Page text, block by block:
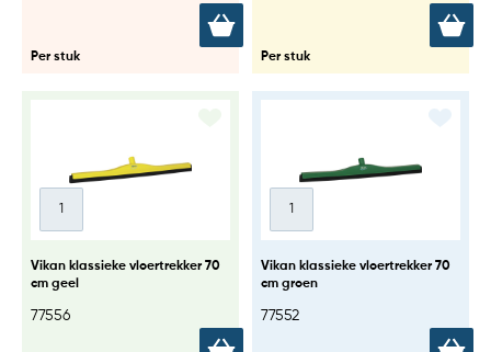
Per stuk Per stuk
Vikan klassieke vloertrekker 70
cm geel
77556
Vikan klassieke vloertrekker 70
cm groen
77552